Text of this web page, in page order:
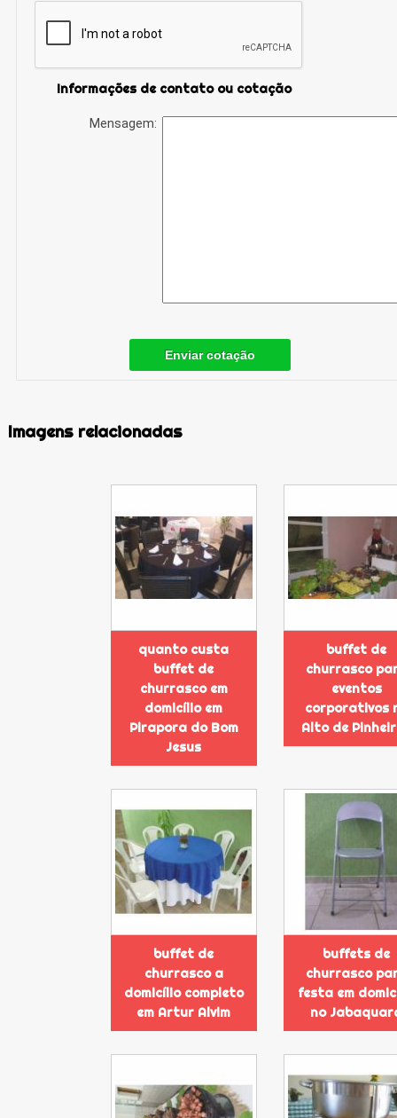
Informações de contato ou cotação
Mensagem:
Enviar cotação
Imagens relacionadas
quanto custa
buffet de
churrasco em
domicílio em
Pirapora do Bom
Jesus
buffet de
churrasco
eventos
corporativos
Alto de
buffet de
churrasco a
domicílio completo
em Artur Alvim
buffets de
churrasco
festa em
no